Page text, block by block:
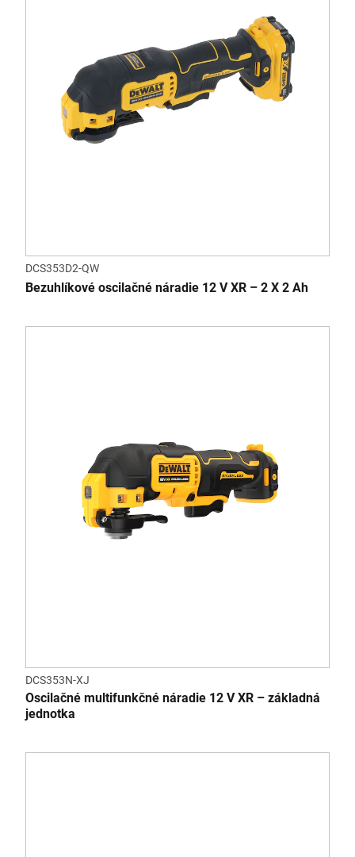
DCS353D2-QW
Bezuhlíkové oscilačné náradie 12 V XR – 2 X 2 Ah
DCS353N-XJ
Oscilačné multifunkčné náradie 12 V XR – základná
jednotka